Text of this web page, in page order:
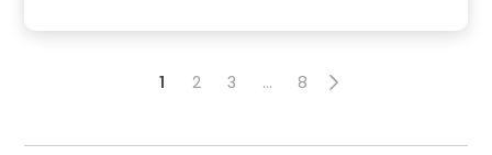
1 2 3 … 8